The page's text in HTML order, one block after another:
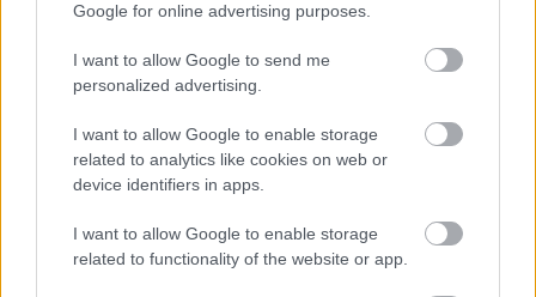
Google for online advertising purposes.
I want to allow Google to send me
personalized advertising.
I want to allow Google to enable storage
related to analytics like cookies on web or
device identifiers in apps.
I want to allow Google to enable storage
related to functionality of the website or app.
NYITJÁK MEG A FELÚJÍTÁS ALATT ÁLLÓ HECSEI ÚTI
FELÜLJÁRÓT
Hétfőn hajnali négy órától ismét minden közlekedő használhatja
az átkelőt, az autóbuszok is visszatérnek eredeti útvonalukra.